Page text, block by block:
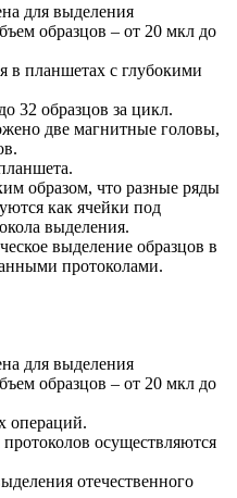
для выделения
образцов – от 20 мкл до
в планшетах с глубокими
32 образцов за цикл.
две магнитные головы,
образом, что разные ряды
как ячейки под
выделения.
выделение образцов в
протоколами.
для выделения
образцов – от 20 мкл до
операций.
осуществляются
отечественного